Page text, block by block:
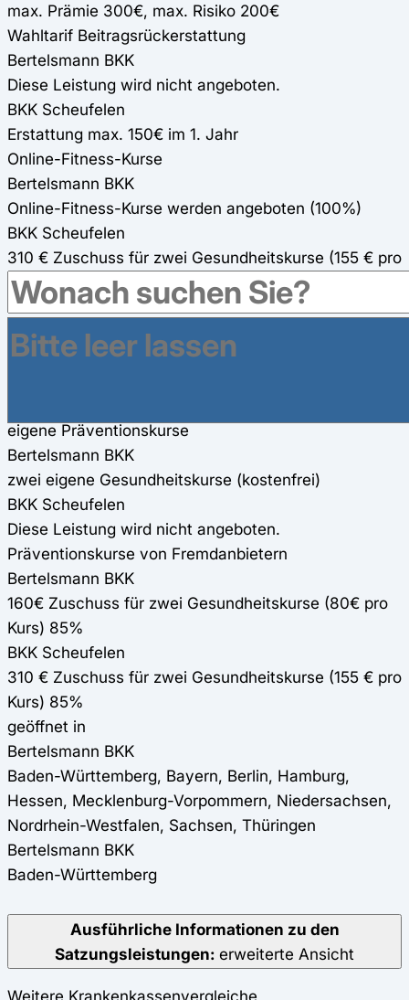
max. Prämie 300€, max. Risiko 200€
Wahltarif Beitragsrückerstattung
Bertelsmann BKK
Diese Leistung wird nicht angeboten.
BKK Scheufelen
Erstattung max. 150€ im 1. Jahr
Online-Fitness-Kurse
Bertelsmann BKK
Online-Fitness-Kurse werden angeboten (100%)
BKK Scheufelen
310 € Zuschuss für zwei Gesundheitskurse (155 € pro
Kurs) 85%
Gesundheitsreisen
Bertelsmann BKK
200€ Zuschuss für Gesundheitsreisen
eigene Präventionskurse
Bertelsmann BKK
zwei eigene Gesundheitskurse (kostenfrei)
BKK Scheufelen
Diese Leistung wird nicht angeboten.
Präventionskurse von Fremdanbietern
Bertelsmann BKK
160€ Zuschuss für zwei Gesundheitskurse (80€ pro
Kurs) 85%
BKK Scheufelen
310 € Zuschuss für zwei Gesundheitskurse (155 € pro
Kurs) 85%
geöffnet in
Bertelsmann BKK
Baden-Württemberg, Bayern, Berlin, Hamburg,
Hessen, Mecklenburg-Vorpommern, Niedersachsen,
Nordrhein-Westfalen, Sachsen, Thüringen
Bertelsmann BKK
Baden-Württemberg
Ausführliche Informationen zu den
Satzungsleistungen: erweiterte Ansicht